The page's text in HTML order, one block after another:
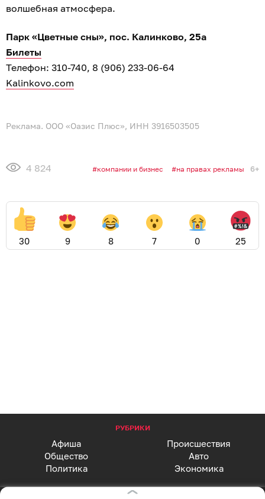
волшебная атмосфера.
Парк «Цветные сны», пос. Калинково, 25а
Билеты
Телефон: 310-740, 8 (906) 233-06-64
Kalinkovo.com
Реклама. ООО «Оазис Плюс», ИНН 3916503505
4 824 компании и бизнес на правах рекламы 6+
30 9 8 7 0 25
РУБРИКИ
Афиша
Происшествия
Общество
Авто
Политика
Экономика